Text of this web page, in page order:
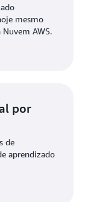
mesmo
AWS.
por
de
aprendizado